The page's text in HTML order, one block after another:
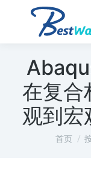
在复合
观到宏
您在这
首页